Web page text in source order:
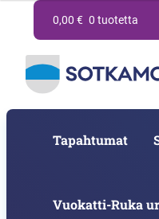
0,00 € 0 tuotetta
Tapahtumat
Vuokatti-Ruka